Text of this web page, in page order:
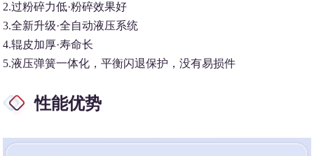
2.过粉碎力低·粉碎效果好
3.全新升级·全自动液压系统
4.辊皮加厚·寿命长
5.液压弹簧一体化，平衡闪退保护，没有易损件
性能优势